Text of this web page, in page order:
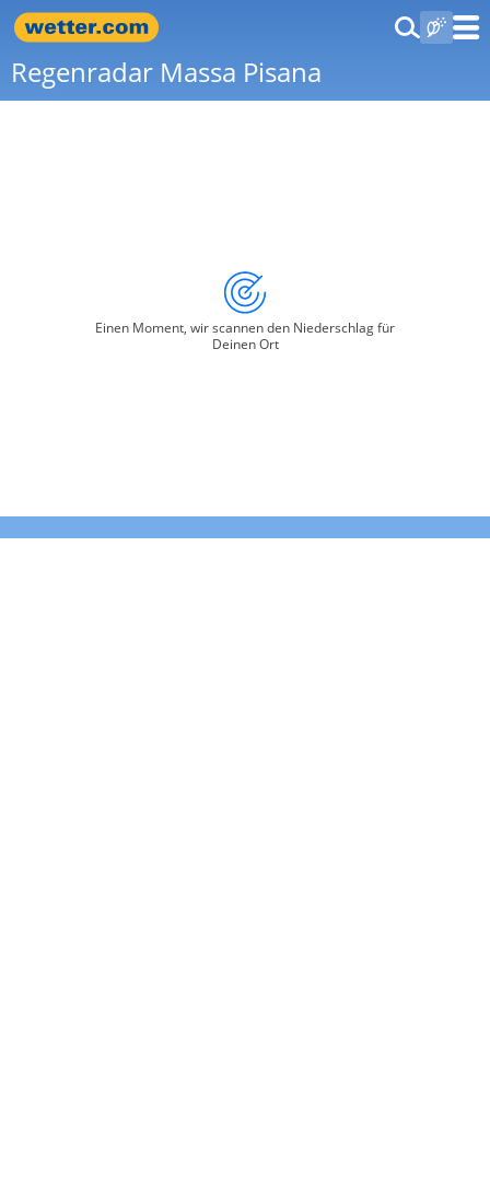
Regenradar Massa Pisana
Einen Moment, wir scannen den Niederschlag für
Deinen Ort